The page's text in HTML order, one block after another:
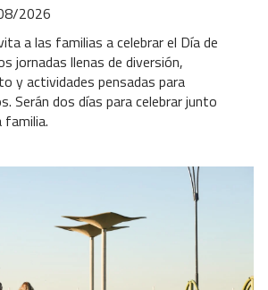
2026
a las familias a celebrar el Día de
jornadas llenas de diversión,
y actividades pensadas para
Serán dos días para celebrar junto
familia.